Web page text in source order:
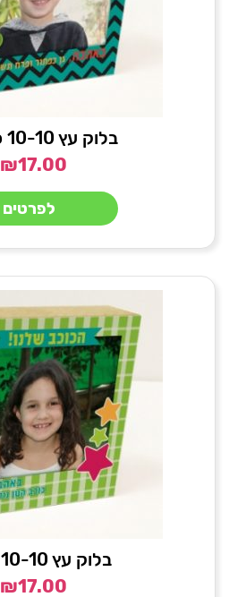
בלוק עץ 10-10 כפתורים
₪17.00
לפרטים
בלוק עץ 10-10 כוכבים
₪17.00